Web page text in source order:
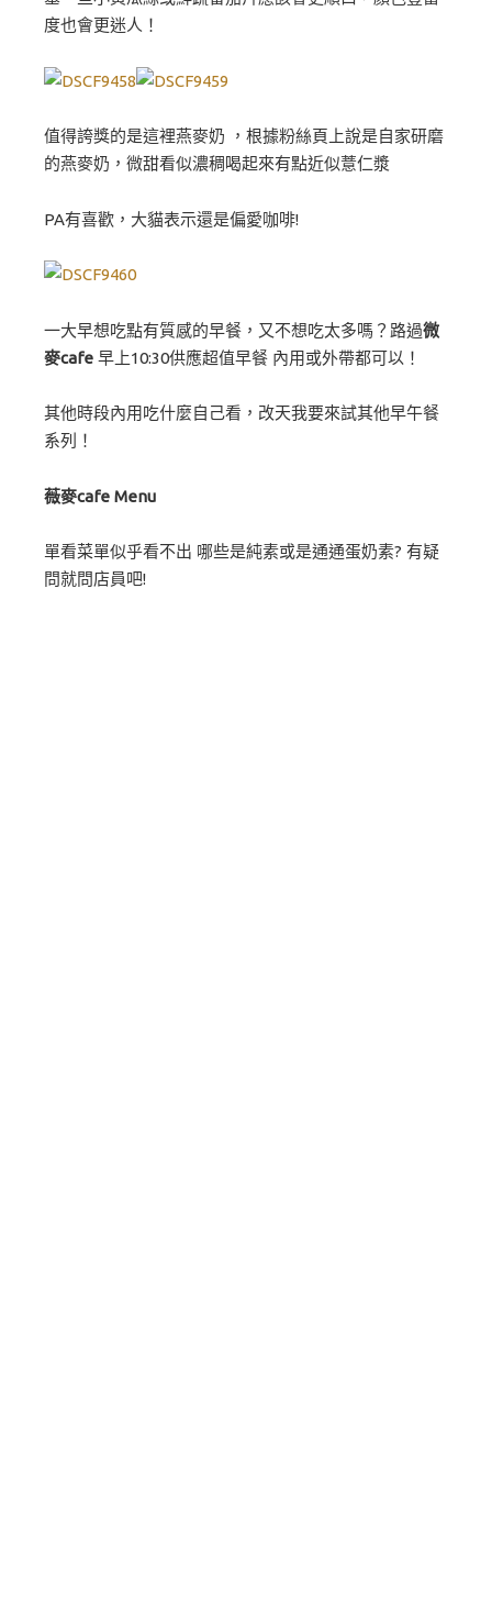
度也會更迷人！
值得誇獎的是這裡燕麥奶 ，根據粉絲頁上說是自家研磨
的燕麥奶，微甜看似濃稠喝起來有點近似薏仁漿
PA有喜歡，大貓表示還是偏愛咖啡!
一大早想吃點有質感的早餐，又不想吃太多嗎？路過微
麥cafe 早上10:30供應超值早餐 內用或外帶都可以！
其他時段內用吃什麼自己看，改天我要來試其他早午餐
系列！
薇麥cafe Menu
單看菜單似乎看不出 哪些是純素或是通通蛋奶素? 有疑
問就問店員吧!